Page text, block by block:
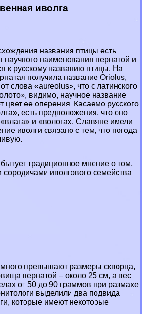
иволга
названия птицы есть
научного наименования пернатой и
к русскому названию птицы. На
получила название Oriolus,
слова «aureolus», что с латинского
видимо, научное название
цвет ее оперения. Касаемо русского
есть предположения, что оно
и «волога». Славяне имели
иволги связано с тем, что погода
традиционное мнение о том,
иволгового семейства
превышают размеры скворца,
пернатой – около 25 см, а вес
от 50 до 90 граммов при размахе
выделили два подвида
которые имеют некоторые